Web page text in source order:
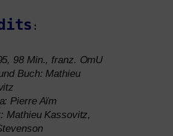
:
98 Min., franz. OmU
Buch: Mathieu
Pierre Aïm
Mathieu Kassovitz,